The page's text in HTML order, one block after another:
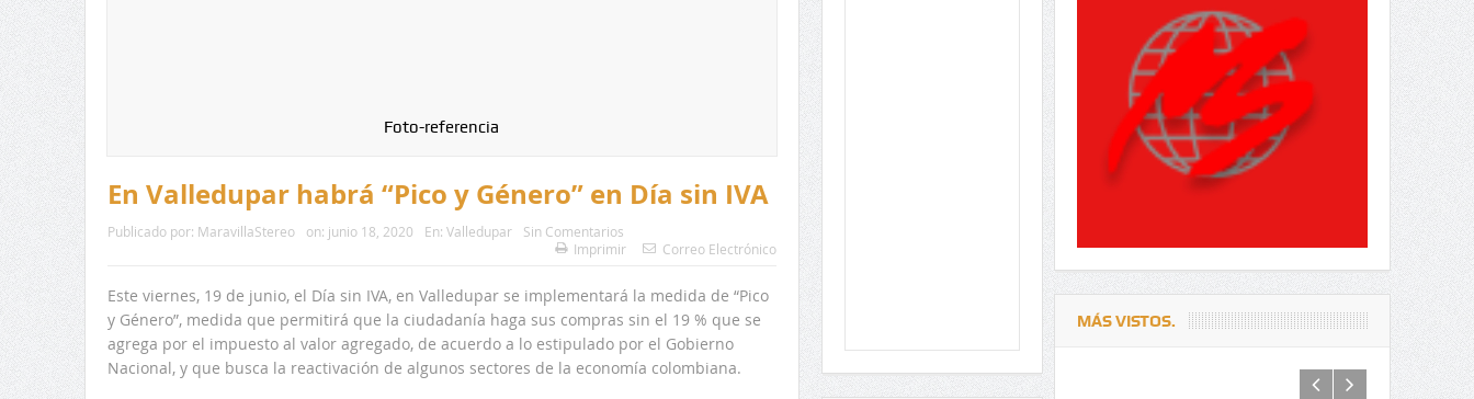
Foto-referencia
En Valledupar habrá “Pico y Género” en Día sin IVA
Publicado por: MaravillaStereo on: junio 18, 2020 En: Valledupar
Sin Comentarios
Imprimir
Correo Electrónico
Este viernes, 19 de junio, el Día sin IVA, en Valledupar se implementará la medida de “Pico
y Género”, medida que permitirá que la ciudadanía haga sus compras sin el 19 % que se
agrega por el impuesto al valor agregado, de acuerdo a lo estipulado por el Gobierno
Nacional, y que busca la reactivación de algunos sectores de la economía colombiana.
MÁS VISTOS.